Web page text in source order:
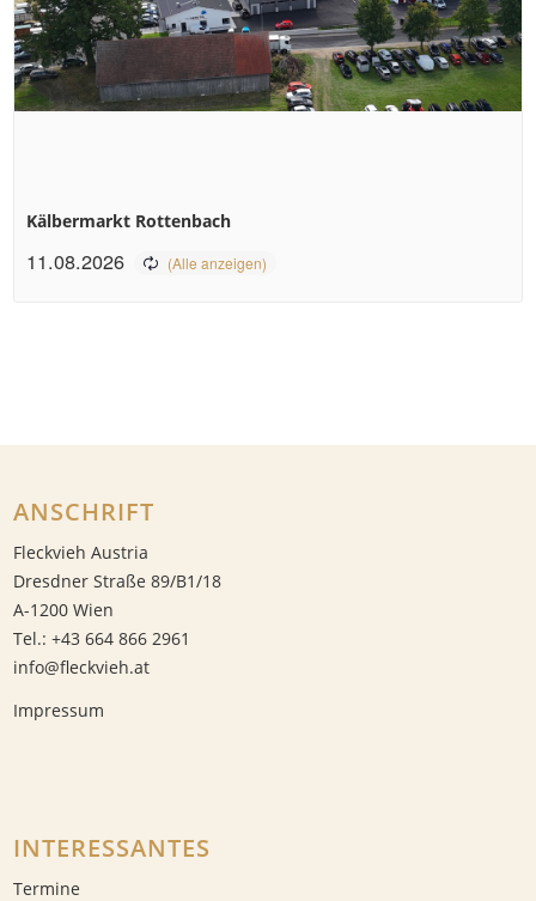
Kälbermarkt Rottenbach
11.08.2026
ANSCHRIFT
Fleckvieh Austria
Dresdner Straße 89/B1/18
A-1200 Wien
Tel.: +43 664 866 2961
info@fleckvieh.at
Impressum
INTERESSANTES
Termine